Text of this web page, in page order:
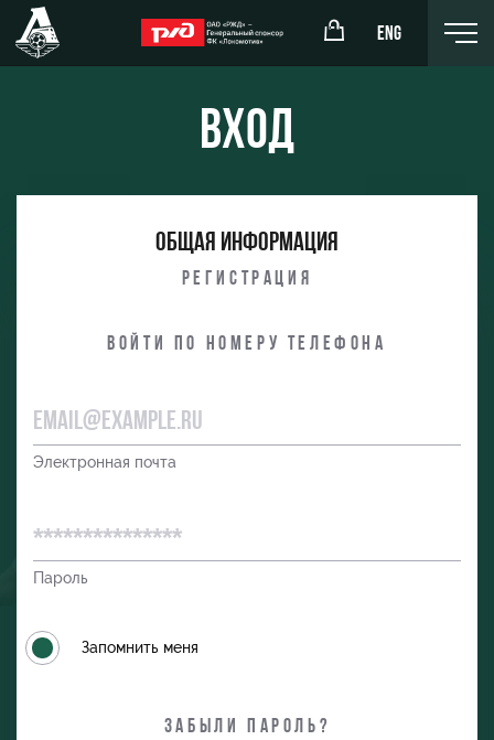
ENG
Организация мероприятий
Аренда площадей
Вход
Общая информация
Регистрация
Войти по номеру телефона
Электронная почта
Пароль
Запомнить меня
Забыли пароль?